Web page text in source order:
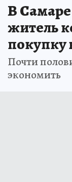
В
житель
Почти
экономить